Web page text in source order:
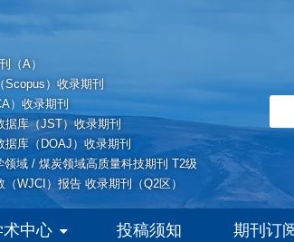
（A）
）收录期刊
）收录期刊
库（JST）收录期刊
库（DOAJ）收录期刊
域 / 煤炭领域高质量科技期刊 T2级
WJCI）报告 收录期刊（Q2区）
术中心 投稿须知 期刊订